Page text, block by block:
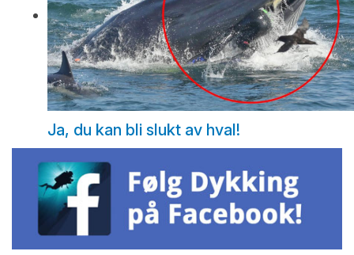
Ja, du kan bli slukt av hval!